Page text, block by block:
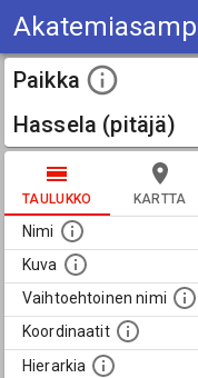
Paikka
Hassela (pitäjä)
TAULUKKO KARTTA
Nimi
Kuva
Vaihtoehtoinen nimi
Koordinaatit
Hierarkia